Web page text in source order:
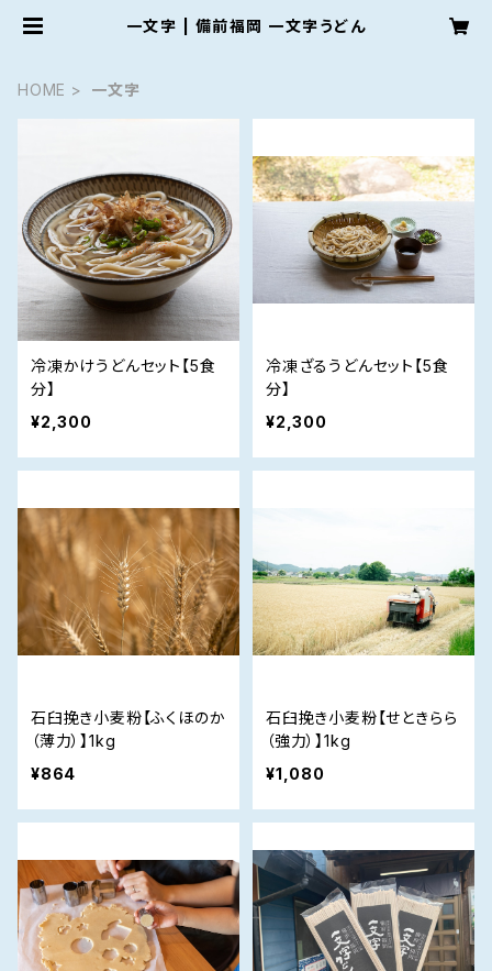
一文字 | 備前福岡 一文字うどん
HOME 一文字
冷凍かけうどんセット【5食
分】
¥2,300
冷凍ざるうどんセット【5食
分】
¥2,300
石臼挽き小麦粉【ふくほのか
（薄力）】1kg
¥864
石臼挽き小麦粉【せときらら
（強力）】1kg
¥1,080